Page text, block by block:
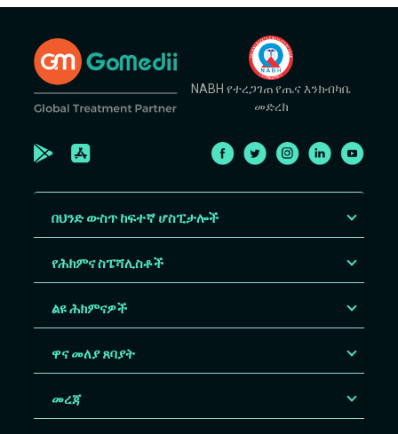
NABH የተረጋገጠ የጤና እንክብካቤ
መድረክ
በህንድ ውስጥ ከፍተኛ ሆስፒታሎች
የሕክምና ስፔሻሊስቶች
ልዩ ሕክምናዎች
ዋና መለያ ጸባያት
መረጃ